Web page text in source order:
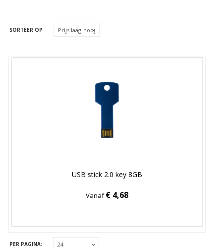
SORTEER OP
USB stick 2.0 key 8GB
Vanaf€ 4,68
PER PAGINA: